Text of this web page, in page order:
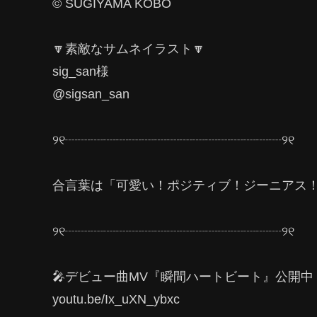
© SUGIYAMA KOBO
🔽素敵なサムネイラスト🔽
sig_san様
@sigsan_san
୨୧┈┈┈┈┈┈┈┈┈┈┈┈┈┈┈┈┈୨୧
合言葉は「可愛い！ポジティブ！ジーニアス
୨୧┈┈┈┈┈┈┈┈┈┈┈┈┈┈┈┈┈୨୧
🎤デビュー曲MV『瞬間ハートビート』公開中
youtu.be/Ix_uXN_ybxc